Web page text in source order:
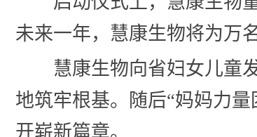
未来一年，慧康生物将为万
慧康生物向省妇女儿童
地筑牢根基。随后“妈妈力
开崭新篇章。